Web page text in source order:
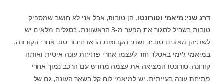
דרג שני: מיאמי וטורונטו. הן טובות, אבל אני לא חושב שמספיק
טובות בשביל לסגור את הפער מ-3 הראשוונת. בסגלים מלאים יש
לשתיהן מאזנים טובים ושתי הקבוצות הראו חיבור טוב אחרי הקורונה.
במיאמי ג'ימי באטלר חזר לעצמו אחרי פתיחת עונה איטית ואותה
קורונה, טורונטו המציאה את עצמה מחדש עם הרכב נמוך אחרי
פתיחת עונה בעייתית. יש למיאמי לוח קל בשאר העונה, גם של